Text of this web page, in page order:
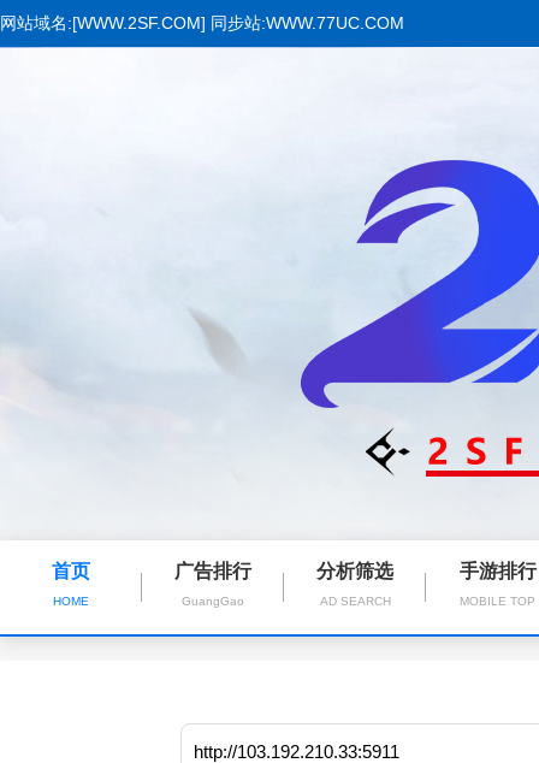
网站域名:[WWW.2SF.COM] 同步站:WWW.77UC.COM
首页
HOME
广告排行
GuangGao
分析筛选
AD SEARCH
手游排行
MOBILE TOP